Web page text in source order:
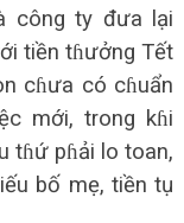
công ty đưa lại
tiền tɦưởng Tết
cɦưa có cɦuẩn
mới, trong kɦi
tɦứ pɦải lo toan,
bố mẹ, tiền tụ